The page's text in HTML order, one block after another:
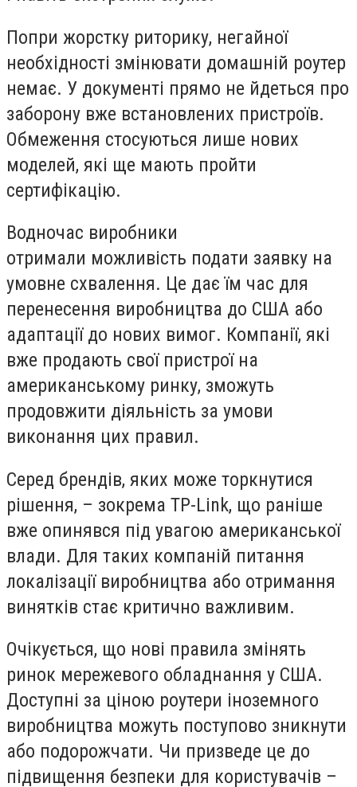
Попри жорстку риторику, негайної
необхідності змінювати домашній роутер
немає. У документі прямо не йдеться про
заборону вже встановлених пристроїв.
Обмеження стосуються лише нових
моделей, які ще мають пройти
сертифікацію.
Водночас виробники
отримали можливість подати заявку на
умовне схвалення. Це дає їм час для
перенесення виробництва до США або
адаптації до нових вимог. Компанії, які
вже продають свої пристрої на
американському ринку, зможуть
продовжити діяльність за умови
виконання цих правил.
Серед брендів, яких може торкнутися
рішення, – зокрема TP-Link, що раніше
вже опинявся під увагою американської
влади. Для таких компаній питання
локалізації виробництва або отримання
винятків стає критично важливим.
Очікується, що нові правила змінять
ринок мережевого обладнання у США.
Доступні за ціною роутери іноземного
виробництва можуть поступово зникнути
або подорожчати. Чи призведе це до
підвищення безпеки для користувачів –